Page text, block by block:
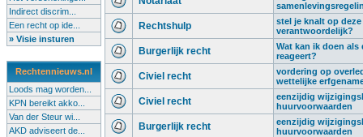
Indirect discrim...
Een recht op ide...
» Visie insturen
Rechtennieuws.nl
Loods mag worden...
KPN bereikt akko...
Van der Steur wi...
AKD adviseert de...
Rechtshulp
stel je knalt op
verantwoordelijk?
Burgerlijk recht
Wat kan ik doen
reageert?
Civiel recht
vordering op
wettelijke
Civiel recht
eenzijdig
huurvoorwaarden
Burgerlijk recht
eenzijdig
huurvoorwaarden